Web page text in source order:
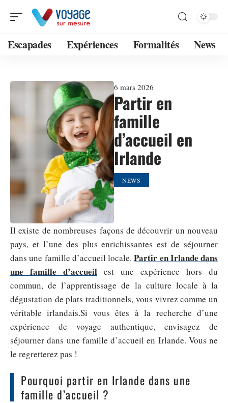
Escapades Expériences Formalités News
6 mars 2026
Partir en
famille
d’accueil en
Irlande
NEWS
Il existe de nombreuses façons de découvrir un nouveau
pays, et l’une des plus enrichissantes est de séjourner
dans une famille d’accueil locale.Partir en Irlande dans
une famille d’accueil est une expérience hors du
commun, de l’apprentissage de la culture locale à la
dégustation de plats traditionnels, vous vivrez comme un
véritable irlandais.Si vous êtes à la recherche d’une
expérience de voyage authentique, envisagez de
séjourner dans une famille d’accueil en Irlande. Vous ne
le regretterez pas !
Pourquoi partir en Irlande dans une
famille d’accueil ?